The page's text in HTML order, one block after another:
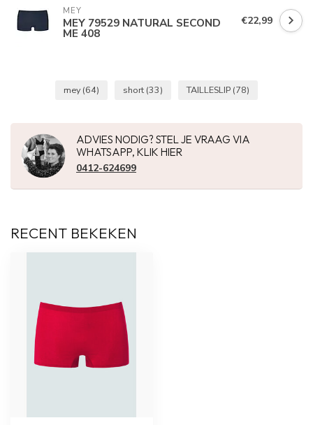
MEY
MEY 79529 NATURAL SECOND
ME 408
€22,99
mey(64) short (33) TAILLESLIP (78)
ADVIES NODIG? STEL JE VRAAG VIA
WHATSAPP, KLIK HIER
0412-624699
RECENT BEKEKEN